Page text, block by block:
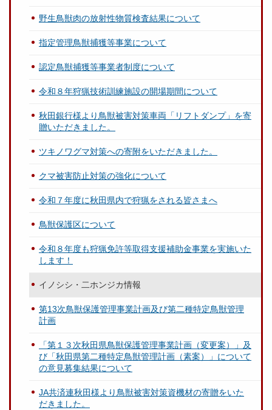
野生鳥獣肉の放射性物質検査結果について
指定管理鳥獣捕獲等事業について
認定鳥獣捕獲等事業者制度について
令和８年狩猟技術訓練施設の開場期間について
秋田銀行様より鳥獣被害対策車両「リフトダンプ」を寄
贈いただきました。
ツキノワグマ対策への寄附をいただきました。
クマ被害防止対策の強化について
令和７年度に秋田県内で狩猟をされる皆さまへ
鳥獣保護区について
令和８年度も狩猟免許等取得支援補助金事業を実施いた
します！
イノシシ・二ホンジカ情報
第13次鳥獣保護管理事業計画及び第二種特定鳥獣管理
計画
「第１３次秋田県鳥獣保護管理事業計画（変更案）」及
び「秋田県第二種特定鳥獣管理計画（素案）」について
の意見募集結果について
JA共済連秋田様より鳥獣被害対策資機材の寄贈をいた
だきました。